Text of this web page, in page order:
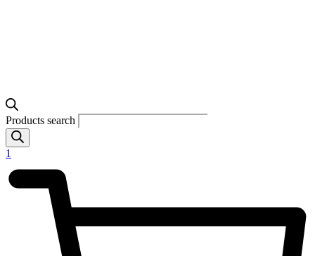
Products search
1